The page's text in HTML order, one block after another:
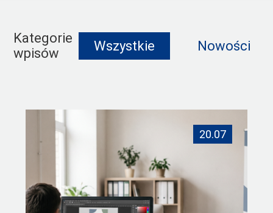
Kategorie
wpisów
Wszystkie Nowości
20.07